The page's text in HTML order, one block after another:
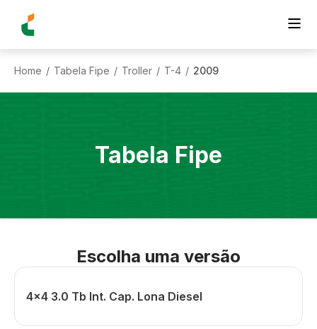
Home / Tabela Fipe / Troller / T-4 / 2009
Tabela Fipe
Escolha uma versão
4x4 3.0 Tb Int. Cap. Lona Diesel